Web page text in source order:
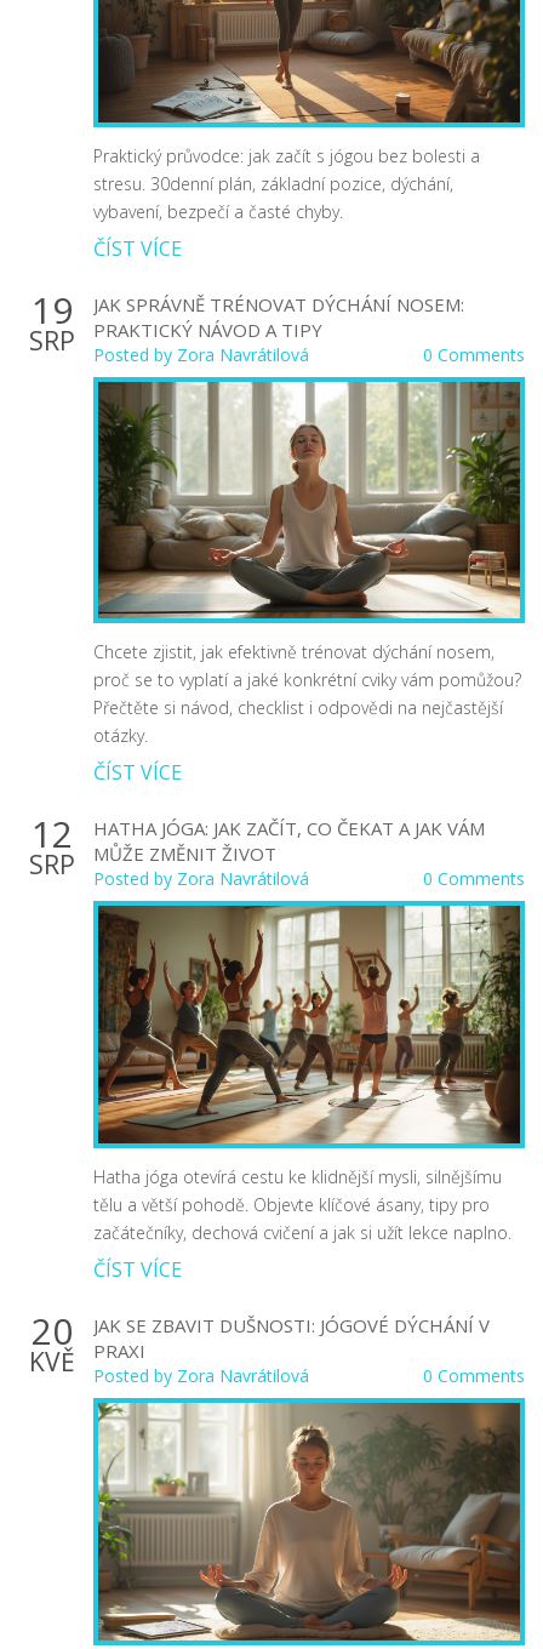
Praktický průvodce: jak začít s jógou bez bolesti a
stresu. 30denní plán, základní pozice, dýchání,
vybavení, bezpečí a časté chyby.
ČÍST VÍCE
19
SRP
JAK SPRÁVNĚ TRÉNOVAT DÝCHÁNÍ NOSEM:
PRAKTICKÝ NÁVOD A TIPY
Posted by Zora Navrátilová 0 Comments
Chcete zjistit, jak efektivně trénovat dýchání nosem,
proč se to vyplatí a jaké konkrétní cviky vám pomůžou?
Přečtěte si návod, checklist i odpovědi na nejčastější
otázky.
ČÍST VÍCE
12
SRP
HATHA JÓGA: JAK ZAČÍT, CO ČEKAT A JAK VÁM
MŮŽE ZMĚNIT ŽIVOT
Posted by Zora Navrátilová 0 Comments
Hatha jóga otevírá cestu ke klidnější mysli, silnějšímu
tělu a větší pohodě. Objevte klíčové ásany, tipy pro
začátečníky, dechová cvičení a jak si užít lekce naplno.
ČÍST VÍCE
20
KVĚ
JAK SE ZBAVIT DUŠNOSTI: JÓGOVÉ DÝCHÁNÍ V
PRAXI
Posted by Zora Navrátilová 0 Comments